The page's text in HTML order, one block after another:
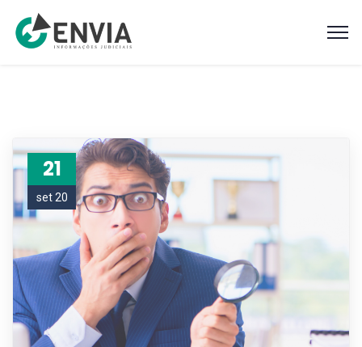
21
set 20